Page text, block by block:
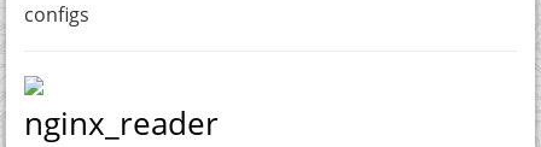
configs
nginx_reader